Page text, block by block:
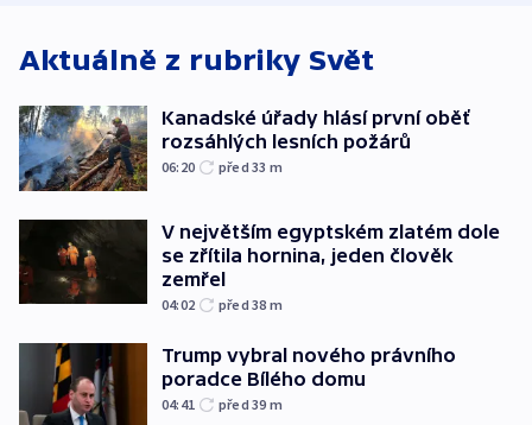
Aktuálně z rubriky Svět
Kanadské úřady hlásí první oběť
rozsáhlých lesních požárů
06:20 před 33 m
V největším egyptském zlatém dole
se zřítila hornina, jeden člověk
zemřel
04:02 před 38 m
Trump vybral nového právního
poradce Bílého domu
04:41 před 39 m